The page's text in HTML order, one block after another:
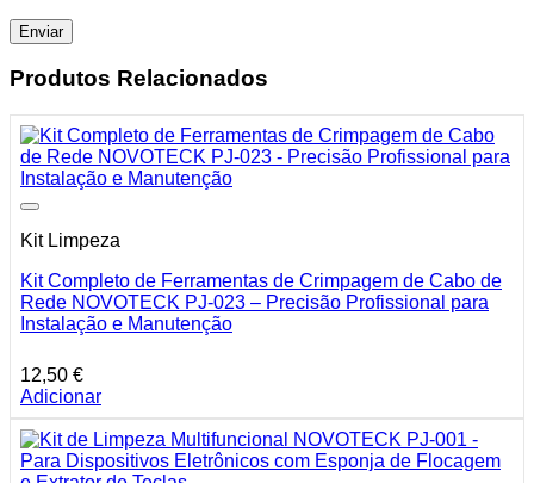
Produtos Relacionados
Kit Limpeza
Kit Completo de Ferramentas de Crimpagem de Cabo de
Rede NOVOTECK PJ-023 – Precisão Profissional para
Instalação e Manutenção
12,50 €
Adicionar